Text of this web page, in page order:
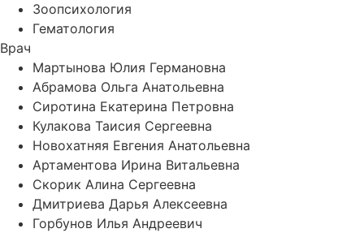
Зоопсихология
Гематология
Врач
Мартынова Юлия Германовна
Абрамова Ольга Анатольевна
Сиротина Екатерина Петровна
Кулакова Таисия Сергеевна
Новохатняя Евгения Анатольевна
Артаментова Ирина Витальевна
Скорик Алина Сергеевна
Дмитриева Дарья Алексеевна
Горбунов Илья Андреевич